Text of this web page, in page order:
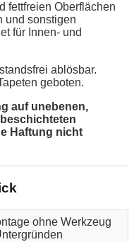
fettfreien Oberflächen
und sonstigen
für Innen- und
ablösbar.
geboten.
auf unebenen,
Haftung nicht
ohne Werkzeug